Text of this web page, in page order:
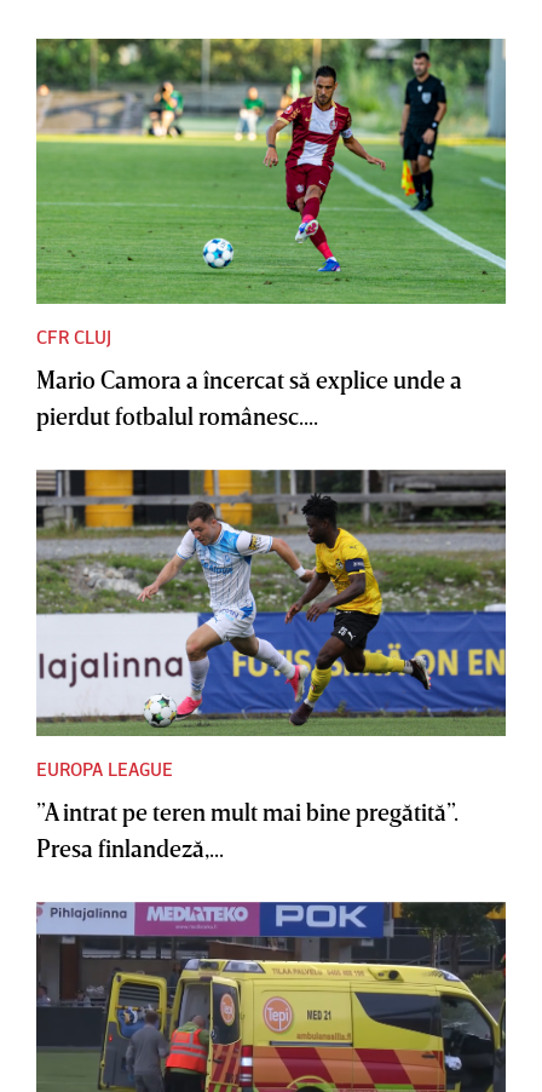
CFR CLUJ
Mario Camora a încercat să explice unde a
pierdut fotbalul românesc....
EUROPA LEAGUE
”A intrat pe teren mult mai bine pregătită”.
Presa finlandeză,...